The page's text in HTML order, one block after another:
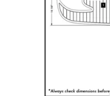
PRIVACY
POLICY